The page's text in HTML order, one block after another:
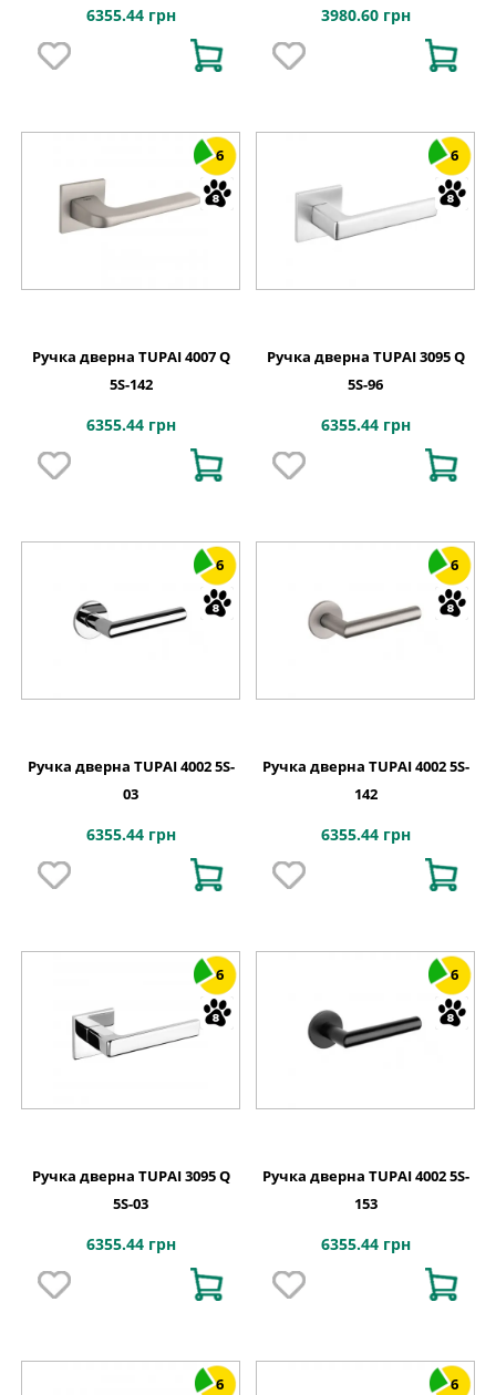
6355.44 грн 3980.60 грн
6
Ручка дверна TUPAI 4007 Q
5S-142
6355.44 грн
6
Ручка дверна TUPAI 3095 Q
5S-96
6355.44 грн
6
Ручка дверна TUPAI 4002 5S-
03
6355.44 грн
6
Ручка дверна TUPAI 4002 5S-
142
6355.44 грн
6
Ручка дверна TUPAI 3095 Q
5S-03
6355.44 грн
6
Ручка дверна TUPAI 4002 5S-
153
6355.44 грн
6 6